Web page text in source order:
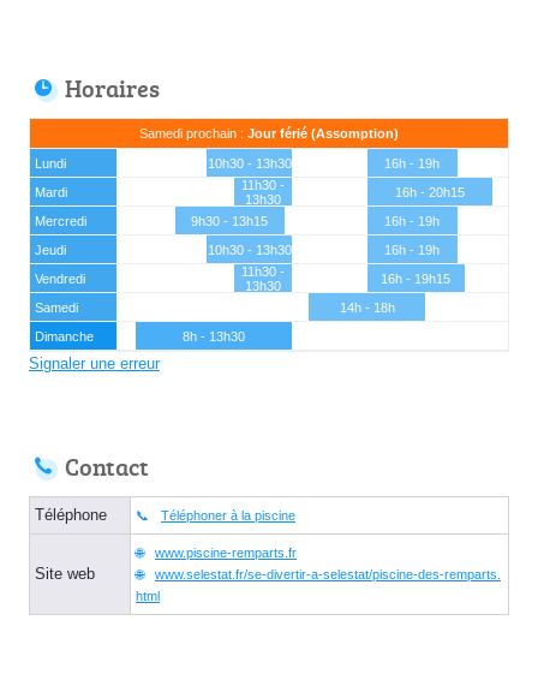
Horaires
Samedi prochain : Jour férié (Assomption)
Lundi 10h30 - 13h30
16h - 19h
Mardi
11h30 -
13h30
16h - 20h15
Mercredi
9h30 - 13h15
16h - 19h
Jeudi
10h30 - 13h30
16h - 19h
Vendredi
11h30 -
13h30
16h - 19h15
Samedi
14h - 18h
Dimanche
8h - 13h30
Signaler une erreur
Contact
Téléphone Téléphoner à la piscine
Site web
www.piscine-remparts.fr
www.selestat.fr/se-divertir-a-selestat/piscine-des-remparts.
html